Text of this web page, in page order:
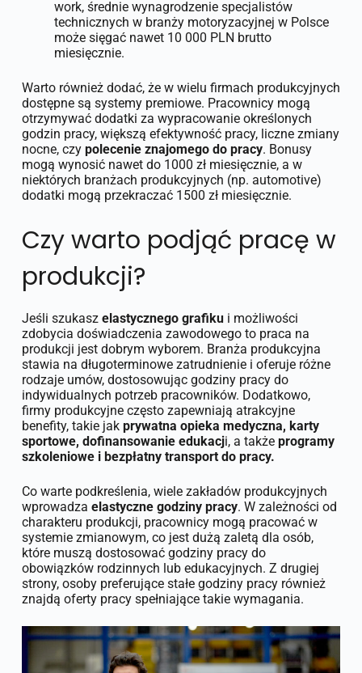
work, średnie wynagrodzenie specjalistów
technicznych w branży motoryzacyjnej w Polsce
może sięgać nawet 10 000 PLN brutto
miesięcznie.
Warto również dodać, że w wielu firmach produkcyjnych
dostępne są systemy premiowe. Pracownicy mogą
otrzymywać dodatki za wypracowanie określonych
godzin pracy, większą efektywność pracy, liczne zmiany
nocne, czy polecenie znajomego do pracy. Bonusy
mogą wynosić nawet do 1000 zł miesięcznie, a w
niektórych branżach produkcyjnych (np. automotive)
dodatki mogą przekraczać 1500 zł miesięcznie.
Czy warto podjąć pracę w
produkcji?
Jeśli szukasz elastycznego grafikui możliwości
zdobycia doświadczenia zawodowego to praca na
produkcji jest dobrym wyborem. Branża produkcyjna
stawia na długoterminowe zatrudnienie i oferuje różne
rodzaje umów, dostosowując godziny pracy do
indywidualnych potrzeb pracowników. Dodatkowo,
firmy produkcyjne często zapewniają atrakcyjne
benefity, takie jak prywatna opieka medyczna, karty
sportowe, dofinansowanie edukacji, a także programy
szkoleniowe i bezpłatny transport do pracy.
Co warte podkreślenia, wiele zakładów produkcyjnych
wprowadza elastyczne godziny pracy. W zależności od
charakteru produkcji, pracownicy mogą pracować w
systemie zmianowym, co jest dużą zaletą dla osób,
które muszą dostosować godziny pracy do
obowiązków rodzinnych lub edukacyjnych. Z drugiej
strony, osoby preferujące stałe godziny pracy również
znajdą oferty pracy spełniające takie wymagania.